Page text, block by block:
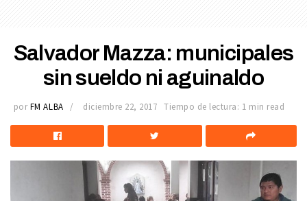
Salvador Mazza: municipales
sin sueldo ni aguinaldo
por FM ALBA diciembre 22, 2017 Tiempo de lectura: 1 min read